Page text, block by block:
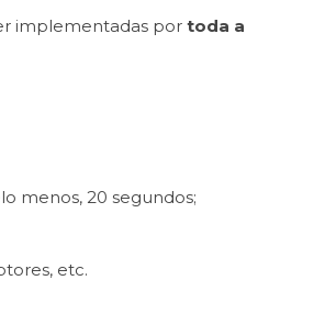
implementadas por toda a
menos, 20 segundos;
etc.